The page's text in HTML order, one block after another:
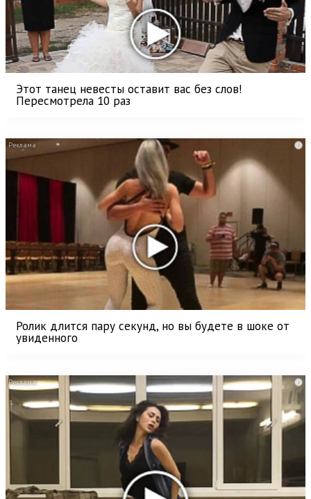
Этот танец невесты оставит вас без слов!
Пересмотрела 10 раз
i
Ролик длится пару секунд, но вы будете в шоке от
увиденного
i